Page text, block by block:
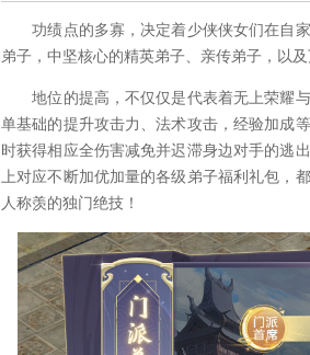
功绩点的多寡，决定着少侠侠女们在自家
弟子，中坚核心的精英弟子、亲传弟子，以
地位的提高，不仅仅是代表着无上荣耀与
单基础的提升攻击力、法术攻击，经验加成
时获得相应全伤害减免并迟滞身边对手的逃
上对应不断加优加量的各级弟子福利礼包，
人称羡的独门绝技！